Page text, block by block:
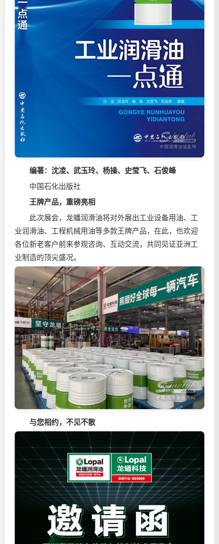
编著：沈凌、武玉玲、杨操、史莹飞、石俊峰
中国石化出版社
王牌产品，重磅亮相
此次展会，龙蟠润滑油将对外展出工业设备用油、工
业润滑油、工程机械用油等多款王牌产品，在此，也欢迎
各位新老客户前来参观咨询、互动交流，共同见证亚洲工
业制造的顶尖盛况。
与您相约，不见不散